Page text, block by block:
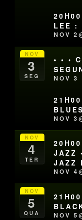
LEE :
NOV
NOV
3
SEG
• • •
NOV 3
NOV
NOV
4
TER
JAZZ
JAZZ
NOV
NOV
5
QUA NOV